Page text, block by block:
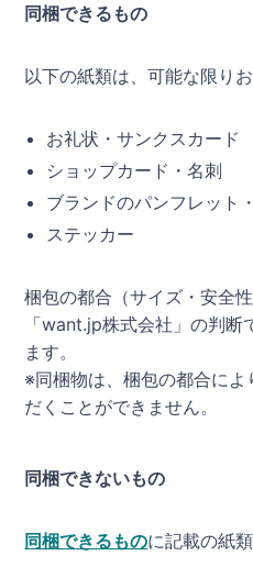
同梱できるもの
以下の紙類は、可能な限りお
お礼状・サンクスカード
ショップカード・名刺
ブランドのパンフレット
ステッカー
梱包の都合（サイズ・安全
「want.jp株式会社」の判断
ます。
※同梱物は、梱包の都合に
だくことができません。
同梱できないもの
同梱できるものに記載の紙